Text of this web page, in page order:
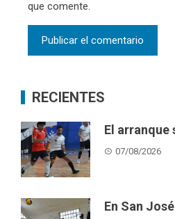
que comente.
RECIENTES
El arranque
07/08/2026
En San